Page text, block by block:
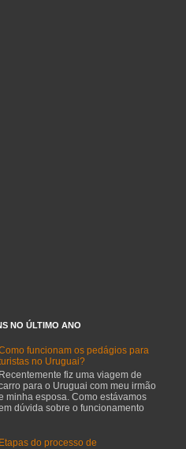
NO ÚLTIMO ANO
funcionam os pedágios para
no Uruguai?
Recentemente fiz uma viagem de
para o Uruguai com meu irmão
minha esposa. Como estávamos
dúvida sobre o funcionamento
Etapas do processo de